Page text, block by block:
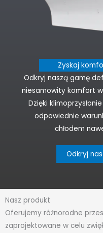
Zyskaj
Odkryj naszą gamę
niesamowity komfort
Dzięki
odpowiednie
chłodem
Odkryj
Nasz produkt
Oferujemy różnorodne
zaprojektowane w celu